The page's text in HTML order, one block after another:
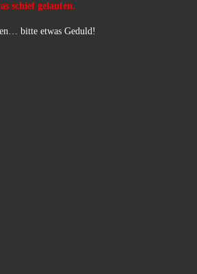
schief gelaufen.
bitte etwas Geduld!